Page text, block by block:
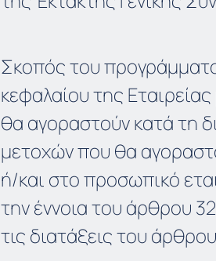
Σκοπός του
κεφαλαίου της
θα αγοραστούν κατά τη
μετοχών που θα
ή/και στο προσωπικό
την έννοια του άρθρου
τις διατάξεις του